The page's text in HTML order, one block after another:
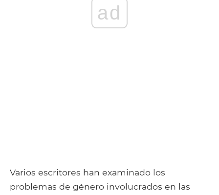
ad
Varios escritores han examinado los
problemas de género involucrados en las